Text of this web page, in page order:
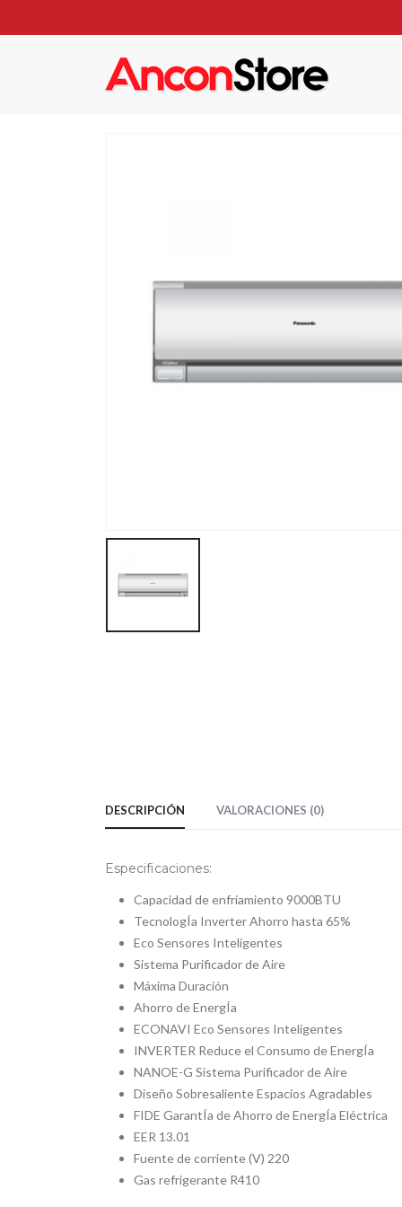
DESCRIPCIÓN VALORACIONES (0)
Especificaciones:
Capacidad de enfriamiento 9000BTU
TecnologÍa Inverter Ahorro hasta 65%
Eco Sensores Inteligentes
Sistema Purificador de Aire
Máxima Duración
Ahorro de EnergÍa
ECONAVI Eco Sensores Inteligentes
INVERTER Reduce el Consumo de EnergÍa
NANOE-G Sistema Purificador de Aire
Diseño Sobresaliente Espacios Agradables
FIDE GarantÍa de Ahorro de EnergÍa Eléctrica
EER 13.01
Fuente de corriente (V) 220
Gas refrigerante R410